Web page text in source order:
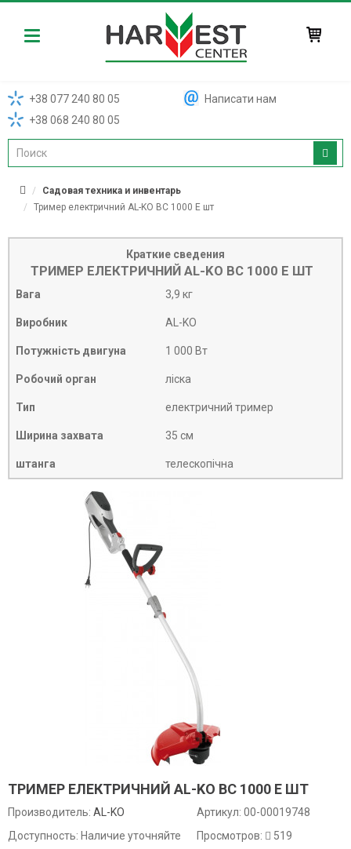
Harvest
+38 077 240 80 05
+38 068 240 80 05
Написати нам
Садовая техника и инвентарь
Тример електричний AL-KO BC 1000 E шт
Краткие сведения
ТРИМЕР ЕЛЕКТРИЧНИЙ AL-KO BC 1000 E ШТ
Вага 3,9 кг
Виробник AL-KO
Потужність двигуна 1 000 Вт
Робочий орган ліска
Тип електричний тример
Ширина захвата 35 см
штанга телескопічна
ТРИМЕР ЕЛЕКТРИЧНИЙ AL-KO BC 1000 E ШТ
Производитель: AL-KO
Доступность: Наличие уточняйте
Артикул: 00-00019748
Просмотров:
519